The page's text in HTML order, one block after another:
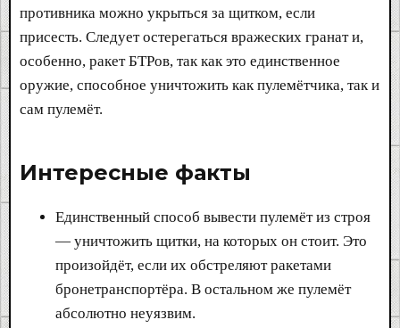
противника можно укрыться за щитком, если
присесть. Следует остерегаться вражеских гранат и,
особенно, ракет БТРов, так как это единственное
оружие, способное уничтожить как пулемётчика, так и
сам пулемёт.
Интересные факты​
Единственный способ вывести пулемёт из строя
— уничтожить щитки, на которых он стоит. Это
произойдёт, если их обстреляют ракетами
бронетранспортёра. В остальном же пулемёт
абсолютно неуязвим.